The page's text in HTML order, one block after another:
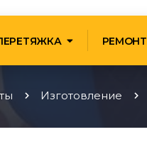
РЕМОНТ
Изготовление